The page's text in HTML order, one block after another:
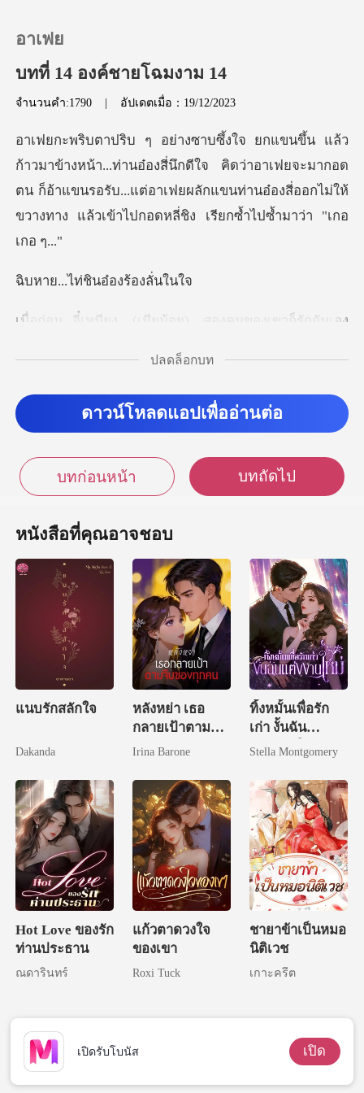
เติมเงิน
ประวัติการอ่าน
ดาวน์โหลดแอป
อาเฟย
บทที่ 14 องค์ชายโฉมงาม 14
จำนวนคำ:1790 | อัปเดตเมื่อ：19/12/2023
องสี่นึกดีใจ คิดว่าอาเฟยจะมากอด
ตน ก็อ้าแขนรอรับ...แต่อาเฟยผลักแขนท่านอ๋อ
ไท่ชินอ๋อง
) สองคนของเขาก็รักกันเอง
ปลดล็อกบท
ดาวน์โหลดแอปเพื่ออ่านต่อ
บทก่อนหน้า บทถัดไป
หนังสือที่คุณอาจชอบ
แนบรักสลักใจ
Dakanda
หลังหย่า เธอ
กลายเป้าตามจีบ
ของทุกคน
Irina Barone
ทิ้งหมั้นเพื่อรัก
เก่า งั้นฉัน
แต่งงานใหม่
Stella Montgomery
Hot Love ของรัก
ท่านประธาน
ณดารินทร์
แก้วตาดวงใจ
ของเขา
Roxi Tuck
ชายาข้าเป็นหมอ
นิติเวช
เกาะครีต
เปิดรับโบนัส เปิด